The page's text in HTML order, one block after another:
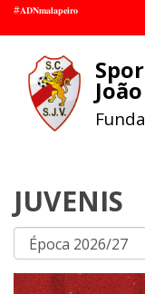
#𝐀𝐃𝐍𝐦𝐚𝐥𝐚𝐩𝐞𝐢𝐫𝐨
JUVENIS